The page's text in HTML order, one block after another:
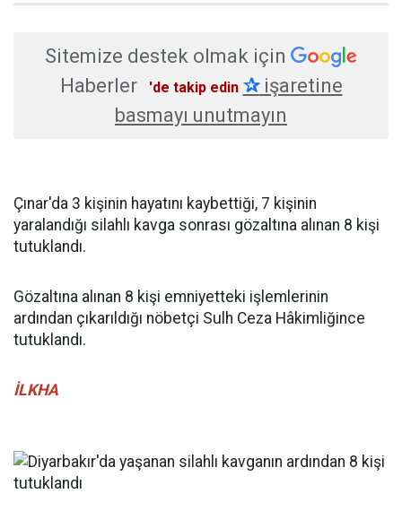
Sitemize destek olmak için
Haberler
'de takip edin ✰işaretine
basmayı unutmayın
Çınar'da 3 kişinin hayatını kaybettiği, 7 kişinin
yaralandığı silahlı kavga sonrası gözaltına alınan 8 kişi
tutuklandı.
Gözaltına alınan 8 kişi emniyetteki işlemlerinin
ardından çıkarıldığı nöbetçi Sulh Ceza Hâkimliğince
tutuklandı.
İLKHA